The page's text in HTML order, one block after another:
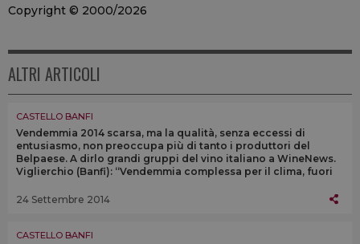
Copyright © 2000/2026
ALTRI ARTICOLI
CASTELLO BANFI
Vendemmia 2014 scarsa, ma la qualità, senza eccessi di
entusiasmo, non preoccupa più di tanto i produttori del
Belpaese. A dirlo grandi gruppi del vino italiano a WineNews.
Viglierchio (Banfi): “Vendemmia complessa per il clima, fuori
24 Settembre 2014
CASTELLO BANFI